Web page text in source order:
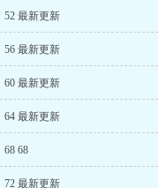
52 最新更新
56 最新更新
60 最新更新
64 最新更新
68 68
72 最新更新